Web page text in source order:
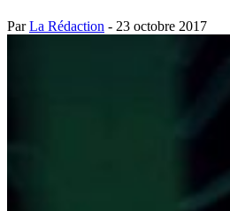
ParLa Rédaction - 23 octobre 2017